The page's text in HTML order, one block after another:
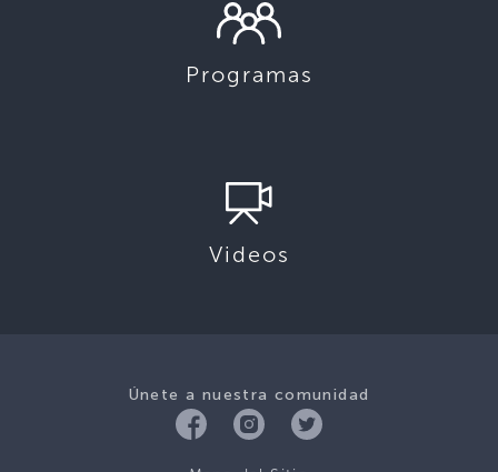
Programas
Videos
Únete a nuestra comunidad